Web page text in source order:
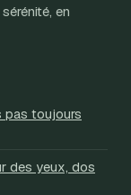
en
pas toujours
des yeux, dos